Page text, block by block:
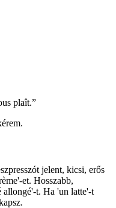
plaît.”
jelent, kicsi, erős
et. Hosszabb,
allongé'-t. Ha 'un latte'-t